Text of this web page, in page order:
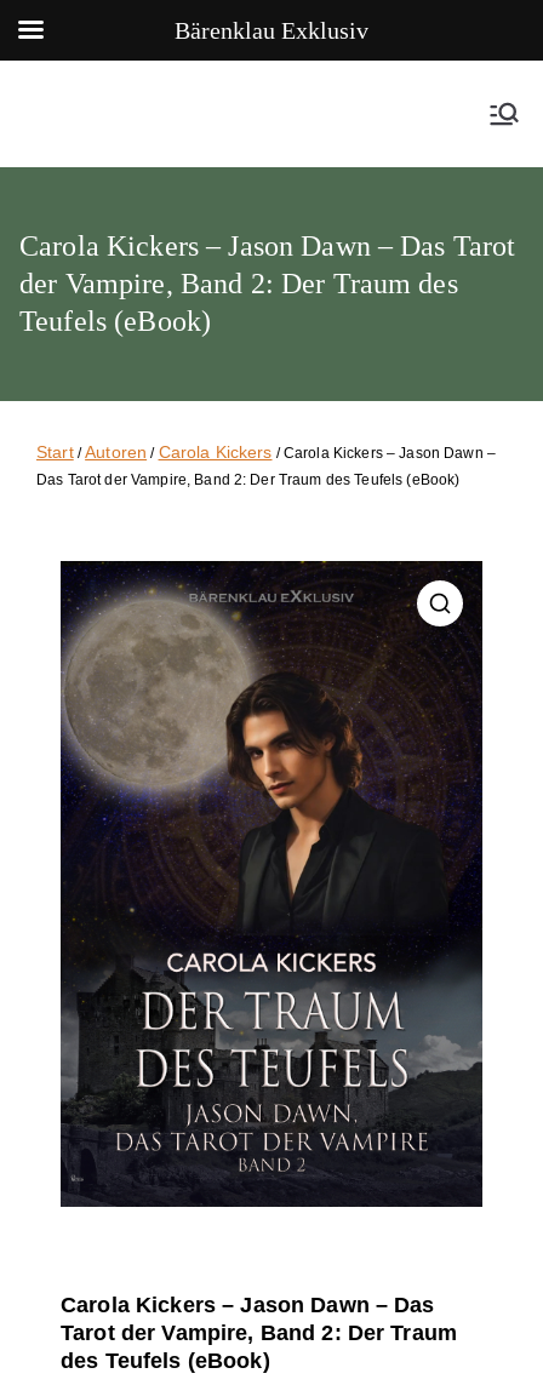
Carola Kickers – Jason Dawn – Das Tarot
der Vampire, Band 2: Der Traum des
Teufels (eBook)
Start/Autoren / Carola Kickers / Carola Kickers – Jason Dawn –
Das Tarot der Vampire, Band 2: Der Traum des Teufels (eBook)
Carola Kickers – Jason Dawn – Das
Tarot der Vampire, Band 2: Der Traum
des Teufels (eBook)
Bärenklau Exklusiv